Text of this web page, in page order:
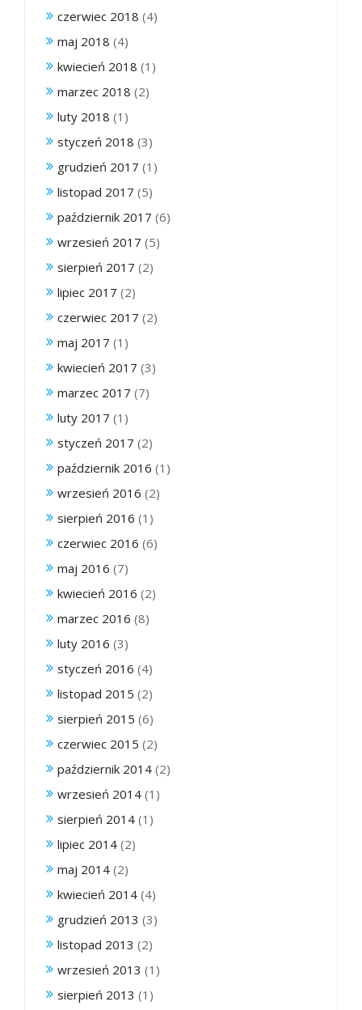
czerwiec 2018 (4)
maj 2018 (4)
kwiecień 2018 (1)
marzec 2018 (2)
luty 2018 (1)
styczeń 2018 (3)
grudzień 2017 (1)
listopad 2017 (5)
październik 2017 (6)
wrzesień 2017 (5)
sierpień 2017 (2)
lipiec 2017 (2)
czerwiec 2017 (2)
maj 2017 (1)
kwiecień 2017 (3)
marzec 2017 (7)
luty 2017 (1)
styczeń 2017 (2)
październik 2016 (1)
wrzesień 2016 (2)
sierpień 2016 (1)
czerwiec 2016 (6)
maj 2016 (7)
kwiecień 2016 (2)
marzec 2016 (8)
luty 2016 (3)
styczeń 2016 (4)
listopad 2015 (2)
sierpień 2015 (6)
czerwiec 2015 (2)
październik 2014 (2)
wrzesień 2014 (1)
sierpień 2014 (1)
lipiec 2014 (2)
maj 2014 (2)
kwiecień 2014 (4)
grudzień 2013 (3)
listopad 2013 (2)
wrzesień 2013 (1)
sierpień 2013 (1)